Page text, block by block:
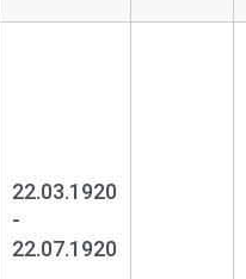
22.03.1920
-
22.07.1920